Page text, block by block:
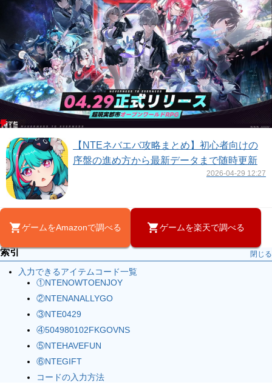
【NTEネバエバ攻略まとめ】初心者向けの
序盤の進め方から最新データまで随時更新
2026-04-29 12:27
ゲームをAmazonで調べる ゲームを楽天で調べる
索引 閉じる
入力できるアイテムコード一覧
①NTENOWTOENJOY
②NTENANALLYGO
③NTE0429
④504980102FKGOVNS
⑤NTEHAVEFUN
⑥NTEGIFT
コードの入力方法